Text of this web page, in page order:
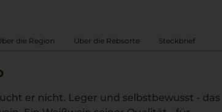
die Region Über die Rebsorte Steckbrief
er nicht. Leger und selbstbewusst - das